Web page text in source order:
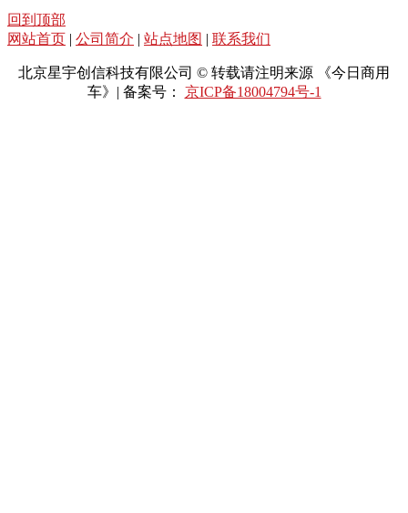
回到顶部
网站首页 | 公司简介 | 站点地图 | 联系我们
北京星宇创信科技有限公司 © 转载请注明来源 《今日商用
车》| 备案号： 京ICP备18004794号-1